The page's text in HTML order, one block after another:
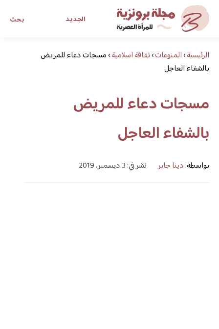
بحث الجديد
مجلة برونزية للفتاة العصريةالرئيسية›المنوعات›ثقافة اسلامية›مسجات دعاء للمريض
بالشفاء العاجل
مسجات دعاء للمريض
بالشفاء العاجل
بواسطة:دينا جابر نشر في: 3 ديسمبر، 2019